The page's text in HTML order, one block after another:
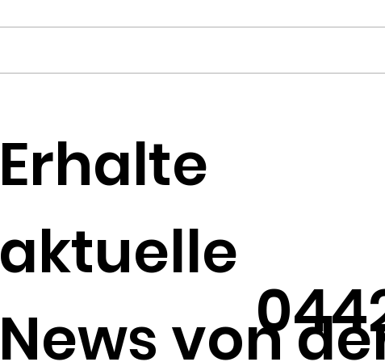
Erhalte
aktuelle
News von